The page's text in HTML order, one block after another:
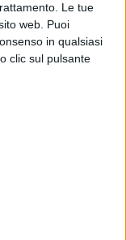
Le tue
web. Puoi
in qualsiasi
clic sul pulsante
in fondo è la